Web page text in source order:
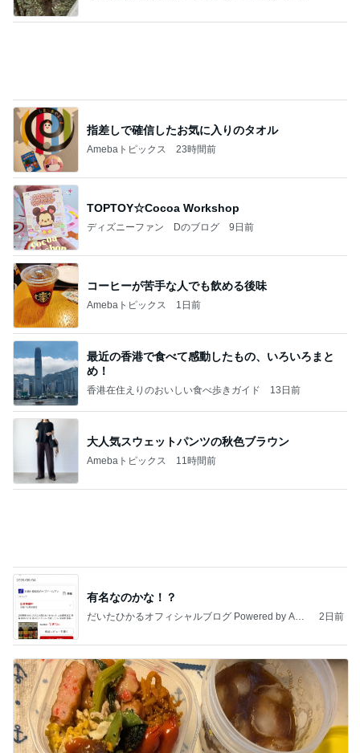
指差しで確信したお気に入りのタオル
Amebaトピックス 23時間前
TOPTOY☆Cocoa Workshop
ディズニーファン Dのブログ 9日前
コーヒーが苦手な人でも飲める後味
Amebaトピックス 1日前
最近の香港で食べて感動したもの、いろいろまと
め！
香港在住えりのおいしい食べ歩きガイド 13日前
大人気スウェットパンツの秋色ブラウン
Amebaトピックス 11時間前
有名なのかな！？
だいたひかるオフィシャルブログ Powered by Ame
2日前